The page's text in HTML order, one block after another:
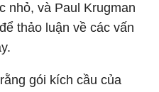
nhỏ, và Paul Krugman
thảo luận về các vấn
gói kích cầu của